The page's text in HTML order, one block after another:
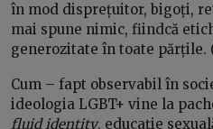
în mod disprețuitor, bigoți,
mai spune nimic, fiindcă
generozitate în toate părțile.
Cum – fapt observabil în
ideologia LGBT+ vine la
fluid identity, educație